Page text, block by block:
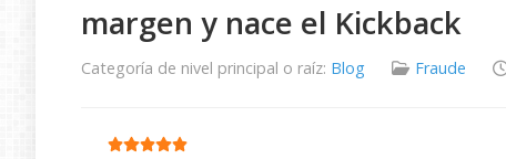
margen y nace el Kickback
Categoría de nivel principal o raíz: Blog Fraude